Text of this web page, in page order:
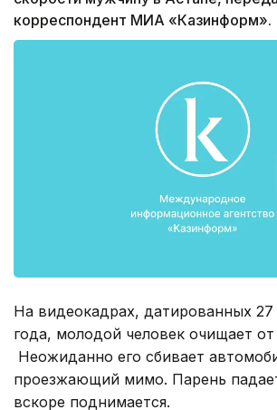
корреспондент МИА «Казинформ».
На видеокадрах, датированных 27
года, молодой человек очищает от
Неожиданно его сбивает
проезжающий мимо. Парень
вскоре поднимается.